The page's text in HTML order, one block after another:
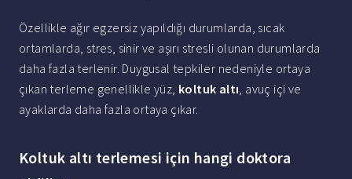
Özellikle ağır egzersiz yapıldığı durumlarda, sıcak
ortamlarda, stres, sinir ve aşırı stresli olunan durumlarda
daha fazla terlenir. Duygusal tepkiler nedeniyle ortaya
çıkan terleme genellikle yüz, koltuk altı, avuç içi ve
ayaklarda daha fazla ortaya çıkar.
Koltuk altı terlemesi için hangi doktora